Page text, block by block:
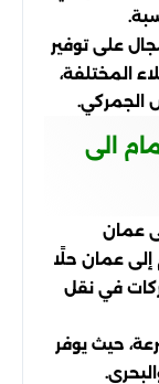
على توفير
المختلفة،
الجمركي.
الى
عمان
عمان حلًا
في نقل
حيث يوفر